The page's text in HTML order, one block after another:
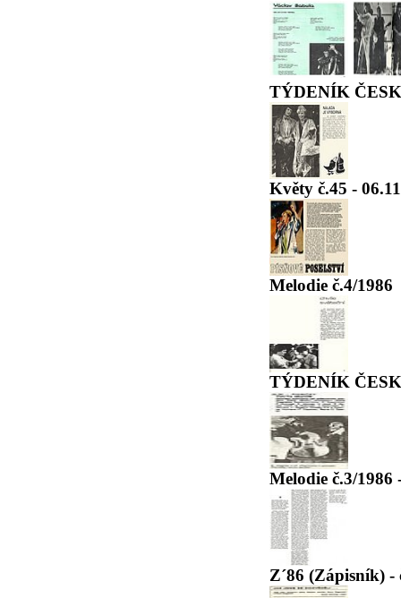
TÝDENÍK
Květy č.45 -
Melodie č.4/1986
TÝDENÍK
Melodie č.3/1986
Z´86 (Zápisník) -